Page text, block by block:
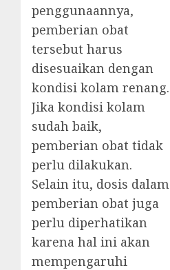
penggunaannya,
pemberian obat
tersebut harus
disesuaikan dengan
kondisi kolam renang.
Jika kondisi kolam
sudah baik,
pemberian obat tidak
perlu dilakukan.
Selain itu, dosis dalam
pemberian obat juga
perlu diperhatikan
karena hal ini akan
mempengaruhi